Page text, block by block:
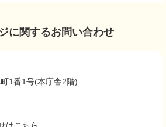
に関するお問い合わせ
1番1号(本庁舎2階)